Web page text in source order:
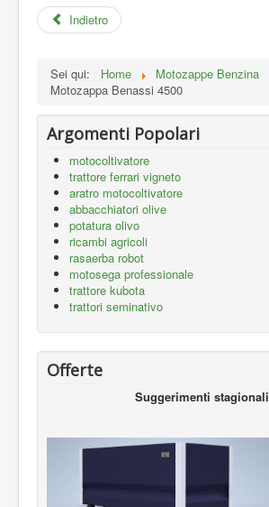
Indietro
Sei qui: Home
Motozappe Benzina
Motozappa Benassi 4500
Argomenti Popolari
motocoltivatore
trattore ferrari vigneto
aratro motocoltivatore
abbacchiatori olive
potatura olivo
ricambi agricoli
rasaerba robot
motosega professionale
trattore kubota
trattori seminativo
Offerte
Suggerimenti stagionali